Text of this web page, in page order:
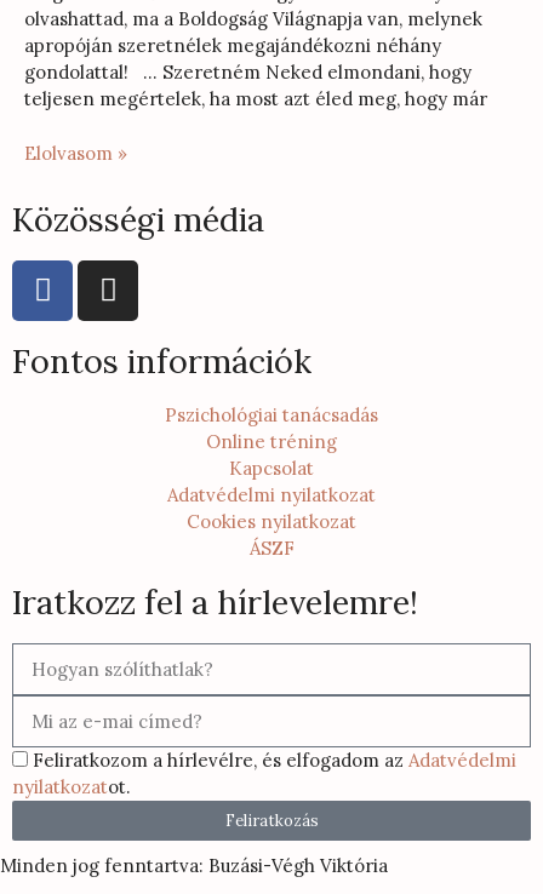
olvashattad, ma a Boldogság Világnapja van, melynek
apropóján szeretnélek megajándékozni néhány
gondolattal! … Szeretném Neked elmondani, hogy
teljesen megértelek, ha most azt éled meg, hogy már
Elolvasom »
Közösségi média
Fontos információk
Pszichológiai tanácsadás
Online tréning
Kapcsolat
Adatvédelmi nyilatkozat
Cookies nyilatkozat
ÁSZF
Iratkozz fel a hírlevelemre!
Feliratkozom a hírlevélre, és elfogadom az Adatvédelmi
nyilatkozatot.
Feliratkozás
Minden jog fenntartva: Buzási-Végh Viktória